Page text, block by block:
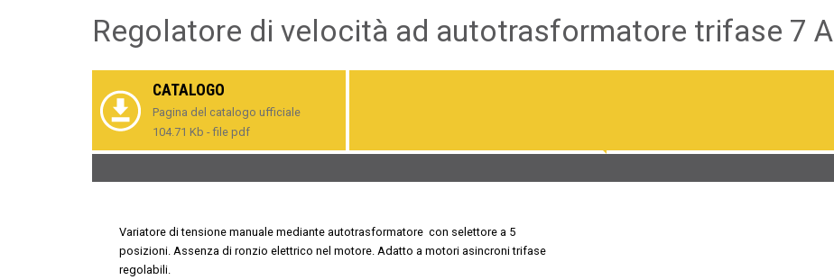
Regolatore di velocità ad autotrasformatore trifase 7 A
CATALOGO
Pagina del catalogo ufficiale
104.71 Kb - file pdf
Variatore di tensione manuale mediante autotrasformatore con selettore a 5
posizioni. Assenza di ronzio elettrico nel motore. Adatto a motori asincroni trifase
regolabili.